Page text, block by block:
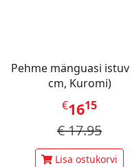
Pehme mänguasi istuv
cm, Kuromi)
€1615
€17.95
Lisa ostukorvi